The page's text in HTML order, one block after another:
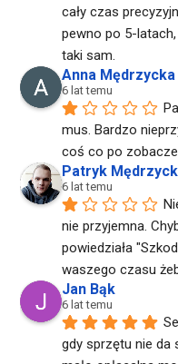
cały czas
pewno po 5-
taki sam.
Anna Mędrzycka
6 lat temu
mus. Bardzo
coś co po
Patryk
6 lat temu
nie przyjemna.
powiedziała
waszego czasu
Jan Bąk
6 lat temu
gdy sprzętu nie da